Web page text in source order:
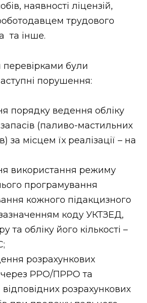
наявності ліцензій,
трудового
та інше.
були
порушення:
порядку ведення обліку
(паливо-мастильних
за місцем їх реалізації – на
використання режиму
програмування
кожного підакцизного
зазначенням коду УКТЗЕД,
та обліку його кількості –
розрахункових
через РРО/ПРРО та
розрахункових